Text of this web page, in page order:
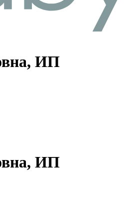
ИП
ИП